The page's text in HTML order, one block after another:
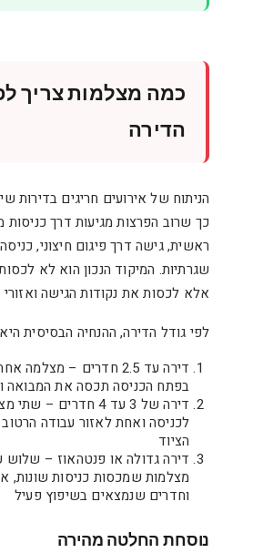
כמה מצלמות צריך
הדירה
הניתוח של אירועים חריגים בדירות
כך שרוב הפרצות מגיעות דרך
ראשית, גישה דרך פיגום חיצוני,
שגרתיות. המיקוד הנכון הוא לא
אלא לכסות את נקודות הגישה ואזורי
לפי גודל הדירה, ההנחיה הבסיסית
דירה עד 2.5 חדרים –
בפתח הכניסה תכסה את המבואה
דירה של 3 עד 4 חדרים –
לכניסה ואחת לאזור עבודה הרטוב
הציוד
דירה גדולה או פנטהאוז –
מצלמות שמכסות כניסות שונות,
וחדרים שנמצאים בשיפוץ פעיל
נוסחת החלטה מהירה